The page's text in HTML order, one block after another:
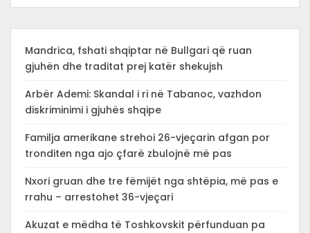
Mandrica, fshati shqiptar në Bullgari që ruan
gjuhën dhe traditat prej katër shekujsh
Arbër Ademi: Skandal i ri në Tabanoc, vazhdon
diskriminimi i gjuhës shqipe
Familja amerikane strehoi 26-vjeçarin afgan por
tronditen nga ajo çfarë zbulojnë më pas
Nxori gruan dhe tre fëmijët nga shtëpia, më pas e
rrahu – arrestohet 36-vjeçari
Akuzat e mëdha të Toshkovskit përfunduan pa